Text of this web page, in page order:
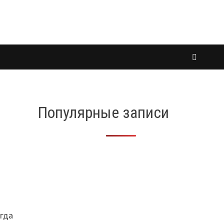
Популярные записи